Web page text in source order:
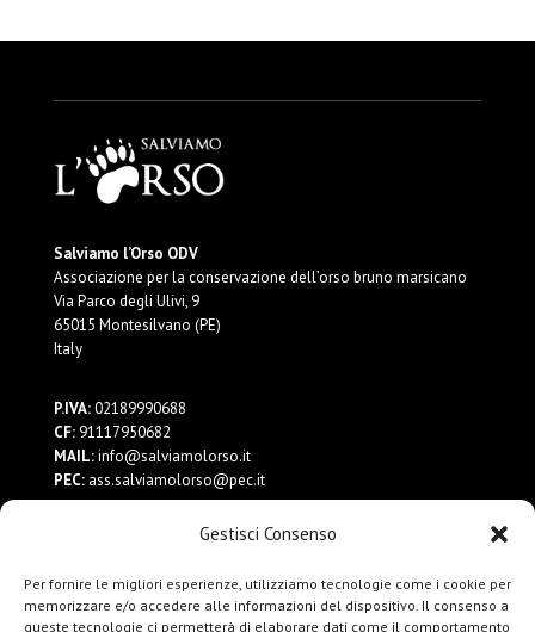
Gestisci Consenso
Per fornire le migliori esperienze, utilizziamo tecnologie come i cookie per
memorizzare e/o accedere alle informazioni del dispositivo. Il consenso a
queste tecnologie ci permetterà di elaborare dati come il comportamento
Salviamo l’Orso ODV
Associazione per la conservazione dell’orso bruno marsicano
Via Parco degli Ulivi, 9
65015 Montesilvano (PE)
Italy
P.IVA:02189990688
CF:91117950682
MAIL:info@salviamolorso.it
PEC:ass.salviamolorso@pec.it
Privacy Policy